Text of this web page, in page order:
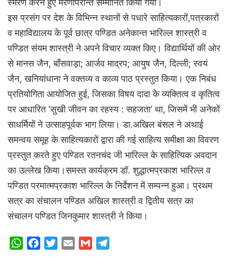
स्मरण करने हुए मरणोपरान्त सम्मानित किया गया।
इस प्रसंग पर देश के विभिन्न स्थानों से पधारे साहित्यकारों,पत्रकारों
व महाविद्यालय के पूर्व छात्र पण्डित अनेकान्त भारिल्ल शास्त्री व
पण्डित संयम शास्त्री ने अपने विचार व्यक्त किए। विद्यार्थियों की ओर
से मानस जैन, बाँसवाड़ा; आर्जव माद्रप; आयुष जैन, दिल्ली; स्वयं
जैन, खनियांधाना ने वक्तव्य व काव्य पाठ प्रस्तुत किया। एक निबंध
प्रतियोगिता आयोजित हुई, जिसका विषय दादा के व्यक्तित्व व कृतित्व
पर आधारित ‘सुखी जीवन का रहस्य : सहजता’ था, जिसमें भी अनेकों
साधर्मियों ने उत्साहपूर्वक भाग लिया। डा.अखिल बंसल ने अथाई
समन्वय समूह के साहित्यकारों द्वारा की गई साहित्य समीक्षा का विवरण
प्रस्तुत करते हुए पण्डित रतनचंद जी भारिल्ल के साहित्यिक अवदान
का उल्लेख किया।समस्त कार्यक्रम डॉ. शुद्धात्मप्रकाश भारिल्ल व
पण्डित परमात्मप्रकाश भारिल्ल के निर्देशन में सम्पन्न हुआ। प्रथम
सत्र का संचालन पण्डित अखिल शास्त्री व द्वितीय सत्र का
संचालन पण्डित जिनकुमार शास्त्री ने किया।
W